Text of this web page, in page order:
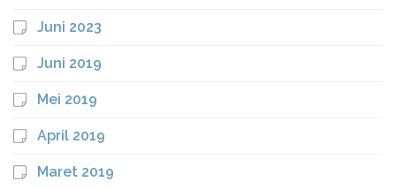
Juni 2023
Juni 2019
Mei 2019
April 2019
Maret 2019